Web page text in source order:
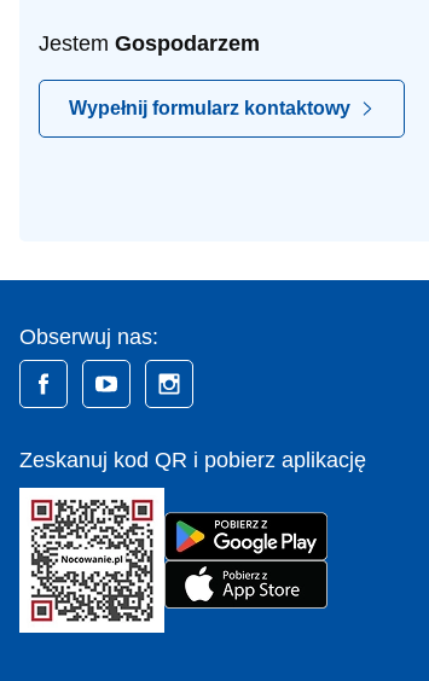
Jestem Gospodarzem
Wypełnij formularz kontaktowy
Obserwuj nas:
Zeskanuj kod QR i pobierz aplikację